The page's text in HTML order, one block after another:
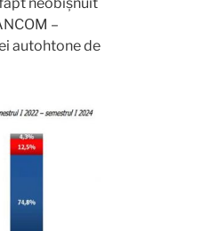
–
autohtone de